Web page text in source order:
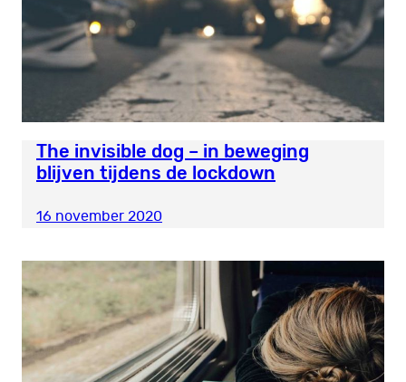
The invisible dog – in beweging
blijven tijdens de lockdown
16 november 2020